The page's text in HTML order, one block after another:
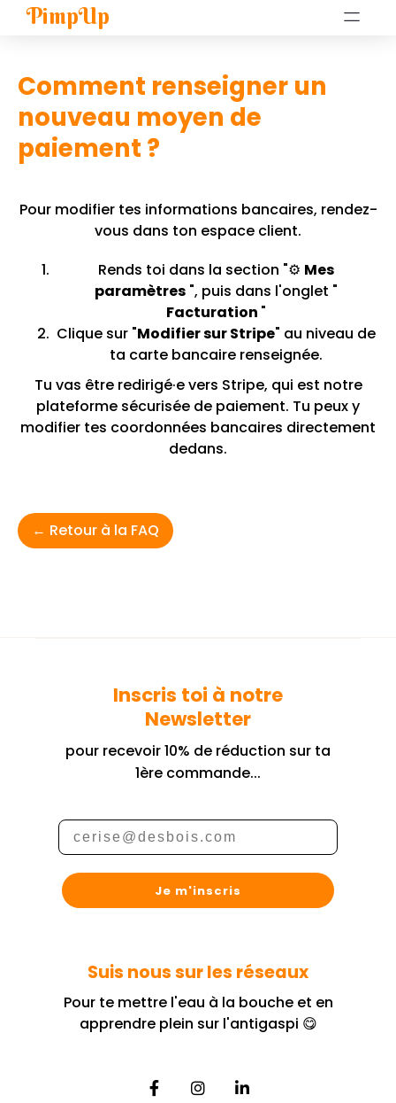
PimpUp
Comment renseigner un
nouveau moyen de
paiement ?
Pour modifier tes informations bancaires, rendez-
vous dans ton espace client.
Rends toi dans la section "⚙️ Mes
paramètres", puis dans l'onglet "
Facturation "
Clique sur "Modifier sur Stripe" au niveau de
ta carte bancaire renseignée.
Tu vas être redirigé·e vers Stripe, qui est notre
plateforme sécurisée de paiement. Tu peux y
modifier tes coordonnées bancaires directement
dedans.
← Retour à la FAQ
Inscris toi à notre
Newsletter
pour recevoir 10% de réduction sur ta
1ère commande...
Je m'inscris
Suis nous sur les réseaux
Pour te mettre l'eau à la bouche et en
apprendre plein sur l'antigaspi 😋